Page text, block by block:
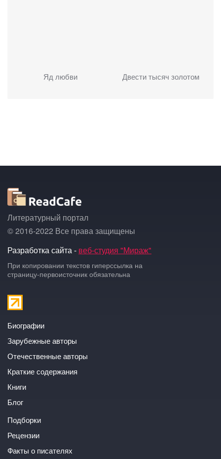
Яд любви Двести тысяч золотом
Литературный портал
© 2016-2022 Все права защищены
Разработка сайта - веб-студия "Мираж"
При копировании текстов гиперссылка на
страницу-первоисточник обязательна
Биографии
Зарубежные авторы
Отечественные авторы
Краткие содержания
Книги
Блог
Подборки
Рецензии
Факты о писателях